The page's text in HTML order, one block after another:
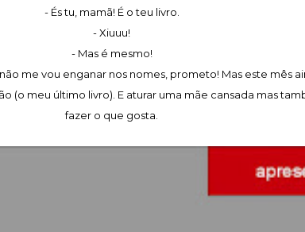
- És tu, mamã! É o teu livro.
- Xiuuu!
- Mas é mesmo!
me vou enganar nos nomes, prometo! Mas este mês
(o meu último livro). E aturar uma mãe cansada mas
fazer o que gosta.